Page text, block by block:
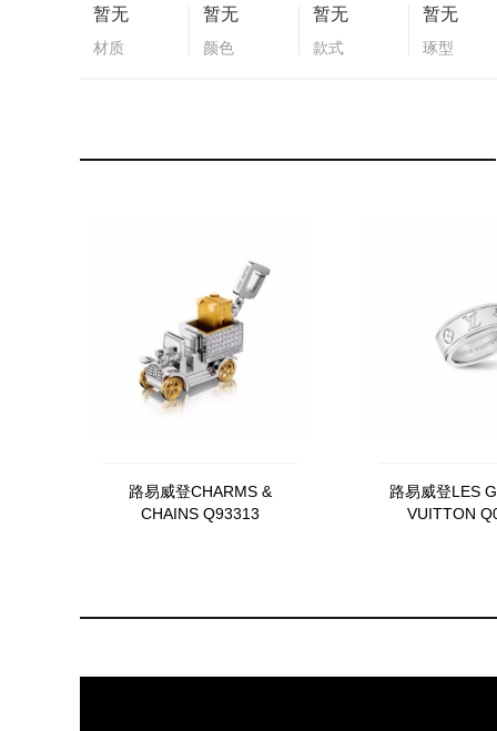
暂无
材质
暂无
颜色
暂无
款式
暂无
琢型
路易威登CHARMS &
CHAINS Q93313
路易威登LES
VUITTON